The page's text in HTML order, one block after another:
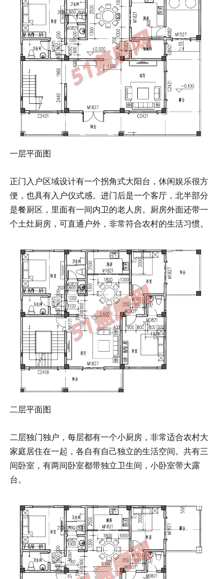
一层平面图
正门入户区域设计有一个拐角式大阳台，休闲娱乐很方
便，也具有入户仪式感。进门后是一个客厅，北半部分
是餐厨区，里面有一间内卫的老人房。厨房外面还带一
个土灶厨房，可直通户外，非常符合农村的生活习惯。
二层平面图
二层独门独户，每层都有一个小厨房，非常适合农村大
家庭居住在一起，各自有自己独立的生活空间。共有三
间卧室，有两间卧室都带独立卫生间，小卧室带大露
台。